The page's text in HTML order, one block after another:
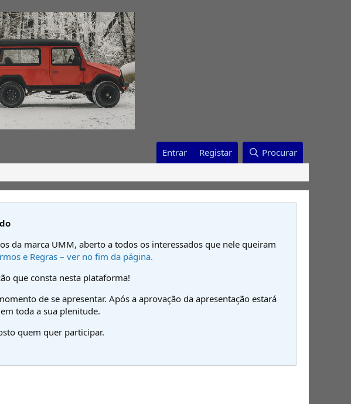
Entrar Registar Procurar
da marca UMM, aberto a todos os interessados que nele queiram
e Regras – ver no fim da página.
que consta nesta plataforma!
de se apresentar. Após a aprovação da apresentação estará
toda a sua plenitude.
quem quer participar.